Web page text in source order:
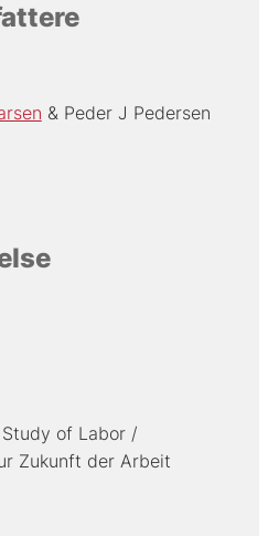
Peder J Pedersen
of Labor /
Zukunft der Arbeit